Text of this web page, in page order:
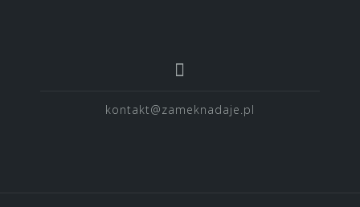
kontakt@zameknadaje.pl